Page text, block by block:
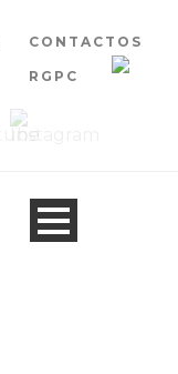
CONTACTOS
RGPC